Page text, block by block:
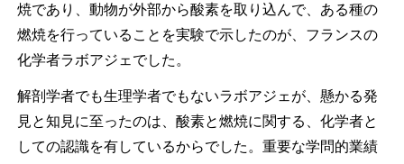
焼であり、動物が外部から酸素を取り込んで、ある種の
燃焼を行っていることを実験で示したのが、フランスの
化学者ラボアジェでした。
解剖学者でも生理学者でもないラボアジェが、懸かる発
見と知見に至ったのは、酸素と燃焼に関する、化学者と
しての認識を有しているからでした。重要な学問的業績